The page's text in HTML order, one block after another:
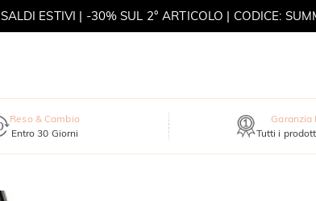
SALDI ESTIVI | -30% SUL 2° ARTICOLO | CODICE:
Reso & Cambio
Entro 30 Giorni
Garanzia
Tutti i